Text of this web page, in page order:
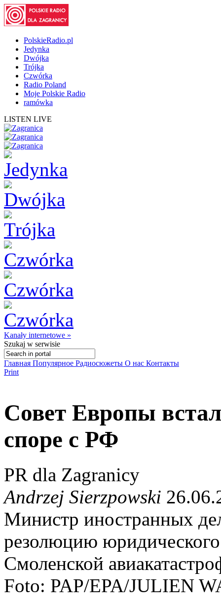
PolskieRadio.pl
Jedynka
Dwójka
Trójka
Czwórka
Radio Poland
Moje Polskie Radio
ramówka
LISTEN LIVE
Kanały internetowe »
Szukaj w serwisie
Главная Популярное Радиосюжеты О нас Контакты
Print
Совет Европы
споре с РФ
PR dla Zagranicy
Andrzej Sierzpowski
Министр иностранных
резолюцию
Смоленской
Foto: PAP/EPA/JULIEN